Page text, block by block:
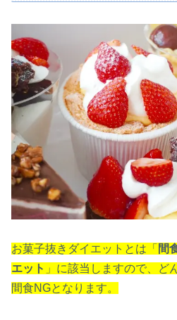
お菓子抜きダイエットとは「 間
エット 」に該当しますので、ど
間食NGとなります。